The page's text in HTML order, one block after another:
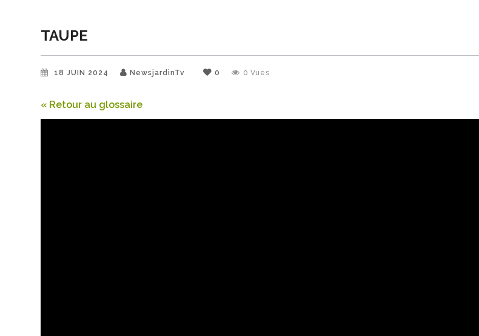
TAUPE
18 JUIN 2024 NewsjardinTv 0 0 Vues
« Retour au glossaire